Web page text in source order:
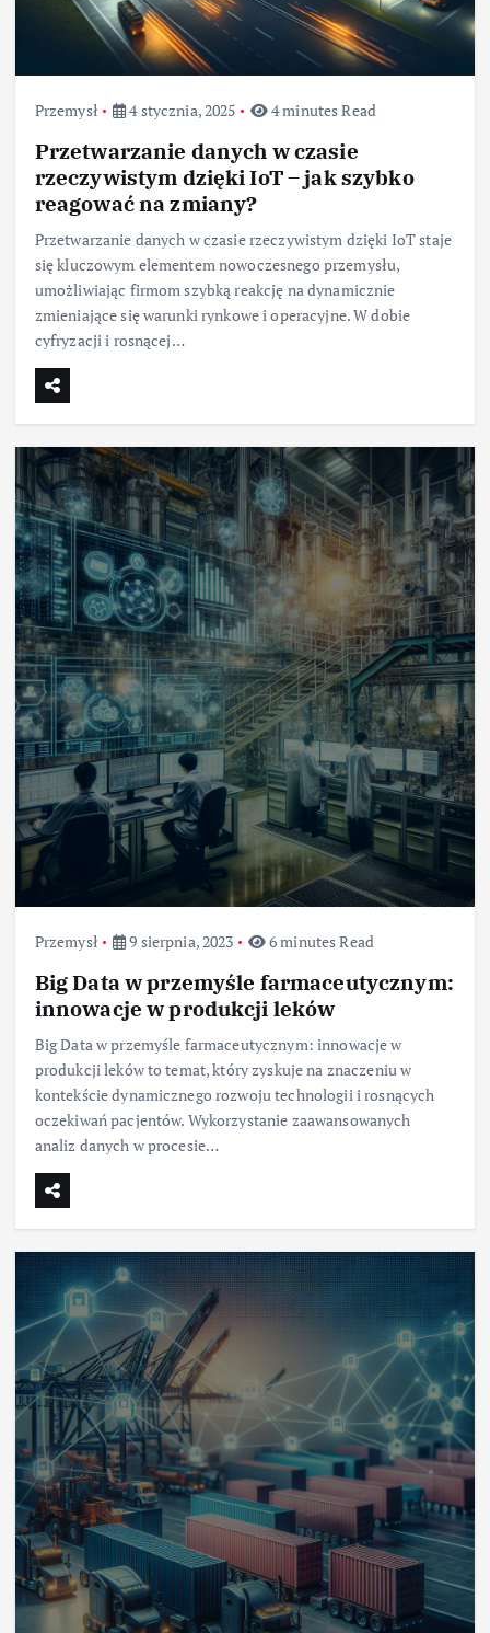
Przemysł 4 stycznia, 2025 4 minutes Read
Przetwarzanie danych w czasie
rzeczywistym dzięki IoT – jak szybko
reagować na zmiany?
Przetwarzanie danych w czasie rzeczywistym dzięki IoT staje
się kluczowym elementem nowoczesnego przemysłu,
umożliwiając firmom szybką reakcję na dynamicznie
zmieniające się warunki rynkowe i operacyjne. W dobie
cyfryzacji i rosnącej…
Przemysł 9 sierpnia, 2023 6 minutes Read
Big Data w przemyśle farmaceutycznym:
innowacje w produkcji leków
Big Data w przemyśle farmaceutycznym: innowacje w
produkcji leków to temat, który zyskuje na znaczeniu w
kontekście dynamicznego rozwoju technologii i rosnących
oczekiwań pacjentów. Wykorzystanie zaawansowanych
analiz danych w procesie…